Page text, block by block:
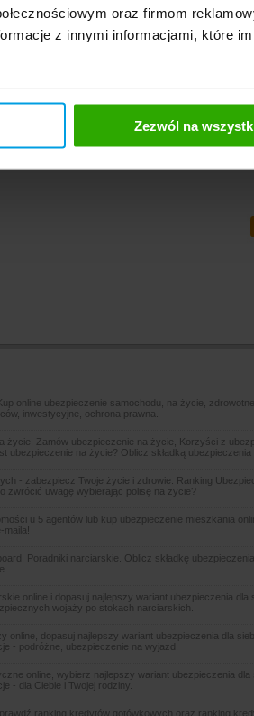
oraz firmom
z innymi informacjami, które im
Zezwól na
online ubezpieczenie samochodu, na życie,
inwestycyjne, ochrona prawna.
życie. Zamów ubezpieczenie na życie, Korzyści z
ubezpieczenie na życie? Oblicz składką ubezpieczenia
- zabezpiecz Twoje życie i zdrowie. Ranking
zwrócić uwagę wybierając polisę na życie?
u 5 agentów lub kup ubezpieczenie mieszkania
maila!
Poradniki narciarskie. Oblicz składkę
online i dopasuj najlepszy wariant ubezpieczenia dla
wojaży po stokach narciarskich.
online, dopasuj najlepszy wariant ubezpieczenia dla
- podróżne, ubezpieczenie na wyjazd.
online, wybierz najlepszy wariant ubezpieczenia
- dla Ciebie i Twojej rodziny.
ranking kredytów gotówkowych oraz ranking